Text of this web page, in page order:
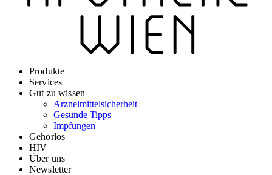
Produkte
Services
Gut zu wissen
Arzneimittelsicherheit
Gesunde Tipps
Impfungen
Gehörlos
HIV
Über uns
Newsletter